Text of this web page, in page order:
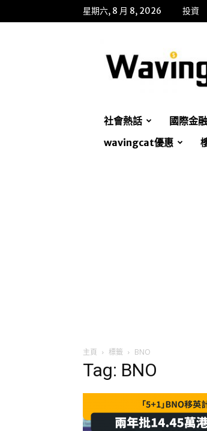
星期六, 8 月 8, 2026 投資
招
財
貓
社會熱話 國際金融
wavingcat優惠
主頁 標籤 BNO
Tag: BNO